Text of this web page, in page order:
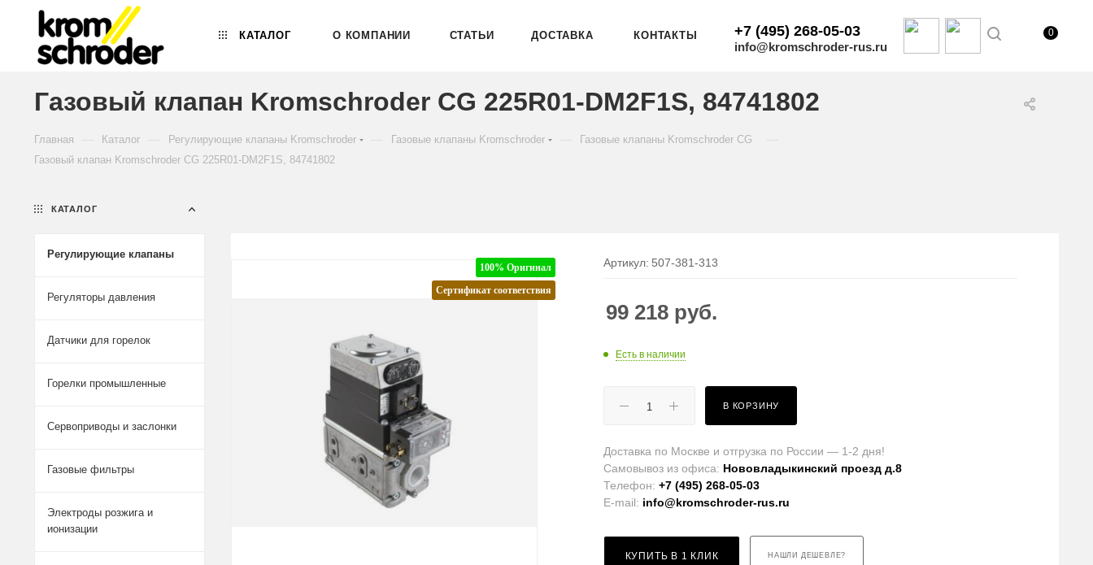
КАТАЛОГ О КОМПАНИИ СТАТЬИ ДОСТАВКА КОНТАКТЫ +7 (495) 268-05-03
info@kromschroder-rus.ru
0
Газовый клапан Kromschroder CG 225R01-DM2F1S, 84741802
Главная Каталог Регулирующие клапаны Kromschroder Газовые клапаны Kromschroder Газовые клапаны Kromschroder CG
Газовый клапан Kromschroder CG 225R01-DM2F1S, 84741802
100% Оригинал
Сертификат соответствия
Артикул: 507-381-313
99 218 руб.
Есть в наличии
В КОРЗИНУ
Доставка по Москве и отгрузка по России — 1-2 дня!
Самовывоз из офиса: Нововладыкинский проезд д.8
Телефон:+7 (495) 268-05-03
E-mail: info@kromschroder-rus.ru
КУПИТЬ В 1 КЛИК НАШЛИ ДЕШЕВЛЕ?
КАТАЛОГ
Регулирующие клапаны
Регуляторы давления
Датчики для горелок
Горелки промышленные
Сервоприводы и заслонки
Газовые фильтры
Электроды розжига и
ионизации